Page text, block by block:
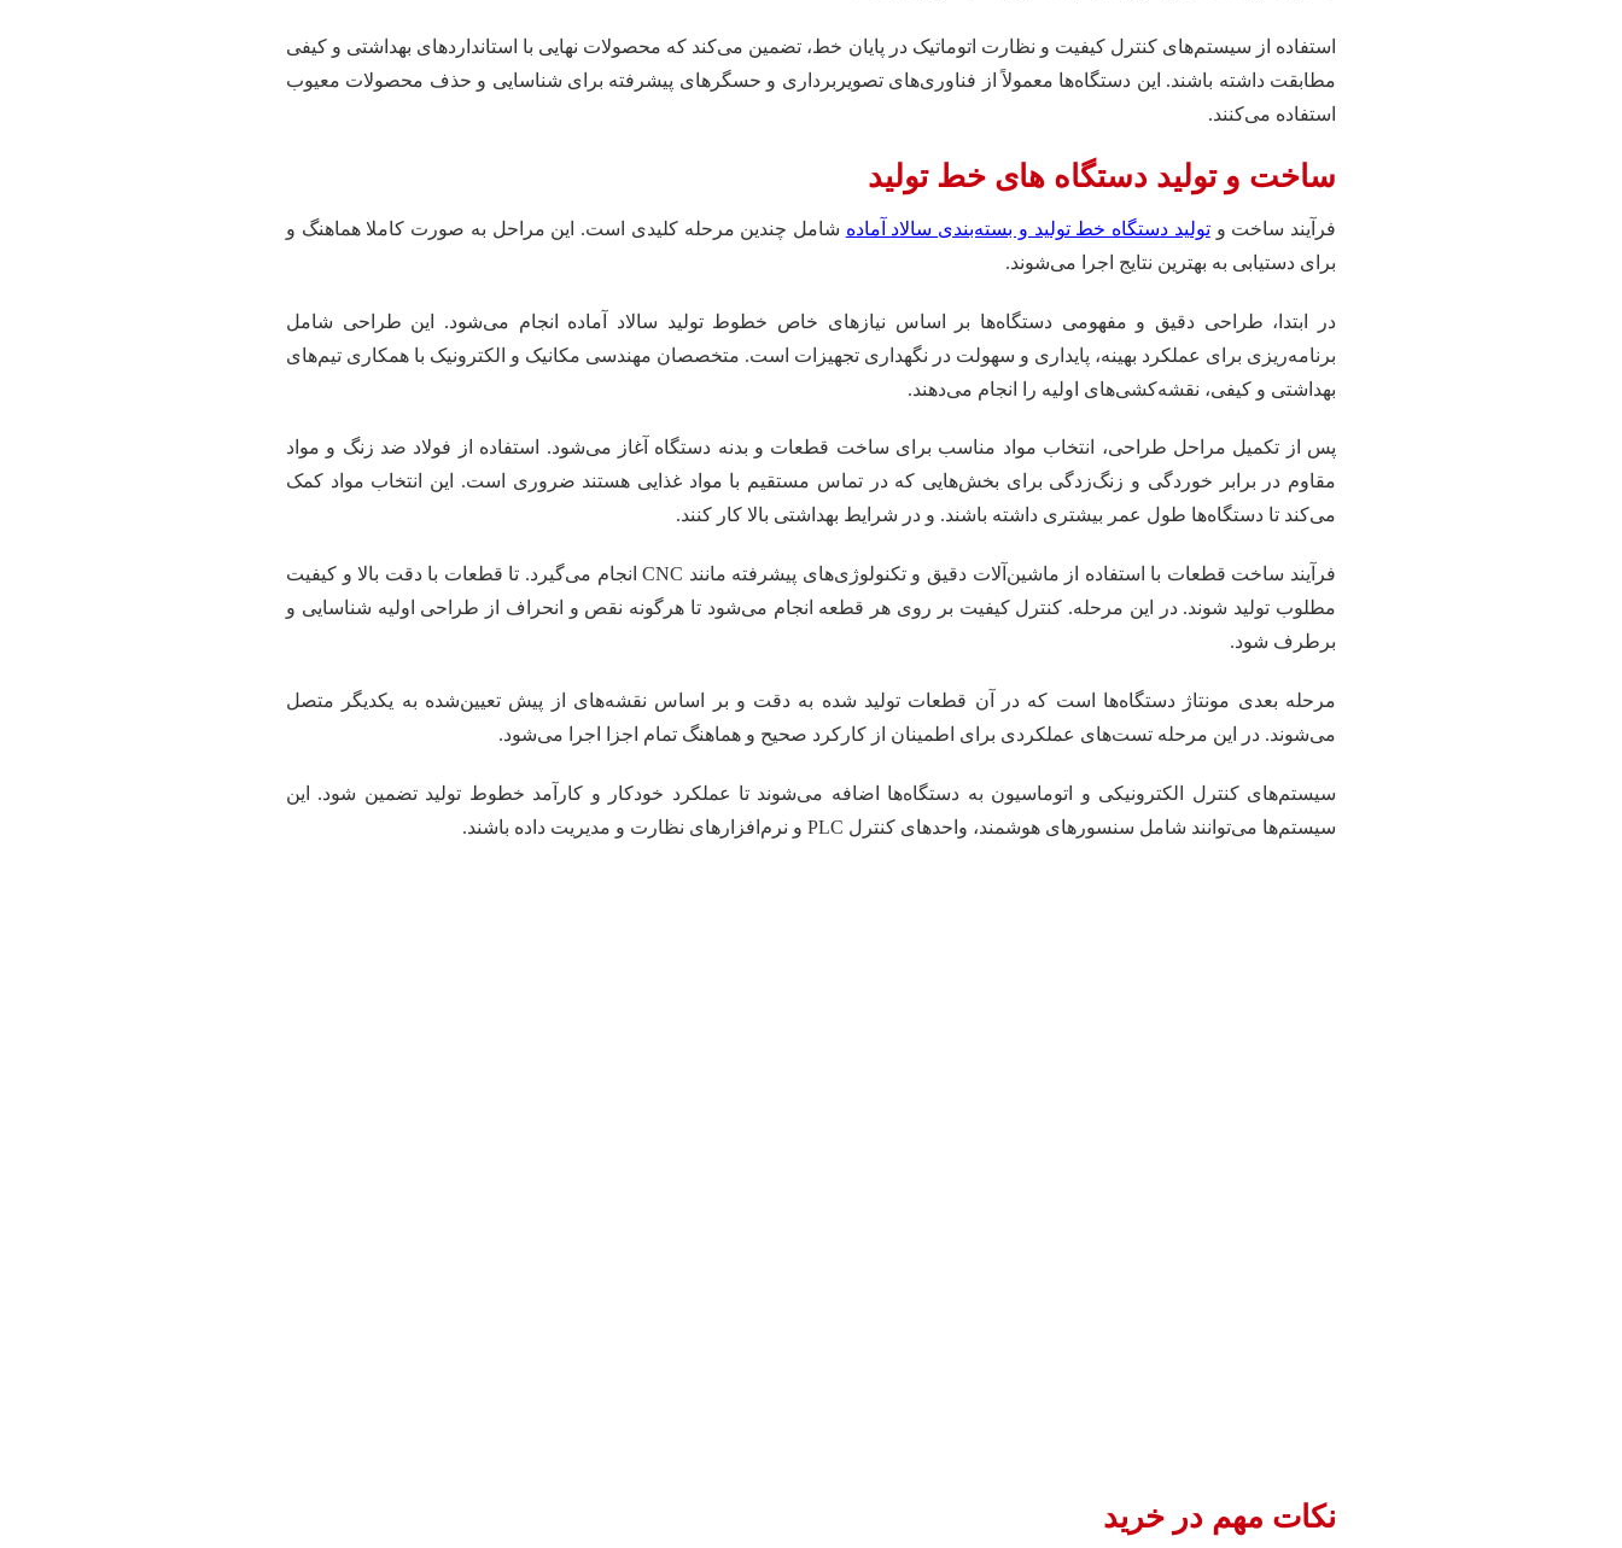
استفاده از سیستم‌های کنترل کیفیت و نظارت اتوماتیک در پایان خط، تضمین می‌کند که محصولات نهایی با استانداردهای بهداشتی و کیفی
مطابقت داشته باشند. این دستگاه‌ها معمولاً از فناوری‌های تصویربرداری و حسگرهای پیشرفته برای شناسایی و حذف محصولات معیوب
استفاده می‌کنند.
ساخت و تولید دستگاه های خط تولید
فرآیند ساخت وتولید دستگاه‌ خط تولید و بسته‌بندی سالاد آماده شامل چندین مرحله کلیدی است. این مراحل به صورت کاملا هماهنگ و
برای دستیابی به بهترین نتایج اجرا می‌شوند.
در ابتدا، طراحی دقیق و مفهومی دستگاه‌ها بر اساس نیازهای خاص خطوط تولید سالاد آماده انجام می‌شود. این طراحی شامل
برنامه‌ریزی برای عملکرد بهینه، پایداری و سهولت در نگهداری تجهیزات است. متخصصان مهندسی مکانیک و الکترونیک با همکاری تیم‌های
بهداشتی و کیفی، نقشه‌کشی‌های اولیه را انجام می‌دهند.
پس از تکمیل مراحل طراحی، انتخاب مواد مناسب برای ساخت قطعات و بدنه دستگاه آغاز می‌شود. استفاده از فولاد ضد زنگ و مواد
مقاوم در برابر خوردگی و زنگ‌زدگی برای بخش‌هایی که در تماس مستقیم با مواد غذایی هستند ضروری است. این انتخاب مواد کمک
می‌کند تا دستگاه‌ها طول عمر بیشتری داشته باشند. و در شرایط بهداشتی بالا کار کنند.
فرآیند ساخت قطعات با استفاده از ماشین‌آلات دقیق و تکنولوژی‌های پیشرفته مانند CNC انجام می‌گیرد. تا قطعات با دقت بالا و کیفیت
مطلوب تولید شوند. در این مرحله. کنترل کیفیت بر روی هر قطعه انجام می‌شود تا هرگونه نقص و انحراف از طراحی اولیه شناسایی و
برطرف شود.
مرحله بعدی مونتاژ دستگاه‌ها است که در آن قطعات تولید شده به دقت و بر اساس نقشه‌های از پیش تعیین‌شده به یکدیگر متصل
می‌شوند. در این مرحله تست‌های عملکردی برای اطمینان از کارکرد صحیح و هماهنگ تمام اجزا اجرا می‌شود.
سیستم‌های کنترل الکترونیکی و اتوماسیون به دستگاه‌ها اضافه می‌شوند تا عملکرد خودکار و کارآمد خطوط تولید تضمین شود. این
سیستم‌ها می‌توانند شامل سنسورهای هوشمند، واحدهای کنترل PLC و نرم‌افزارهای نظارت و مدیریت داده باشند.
نکات مهم در خرید